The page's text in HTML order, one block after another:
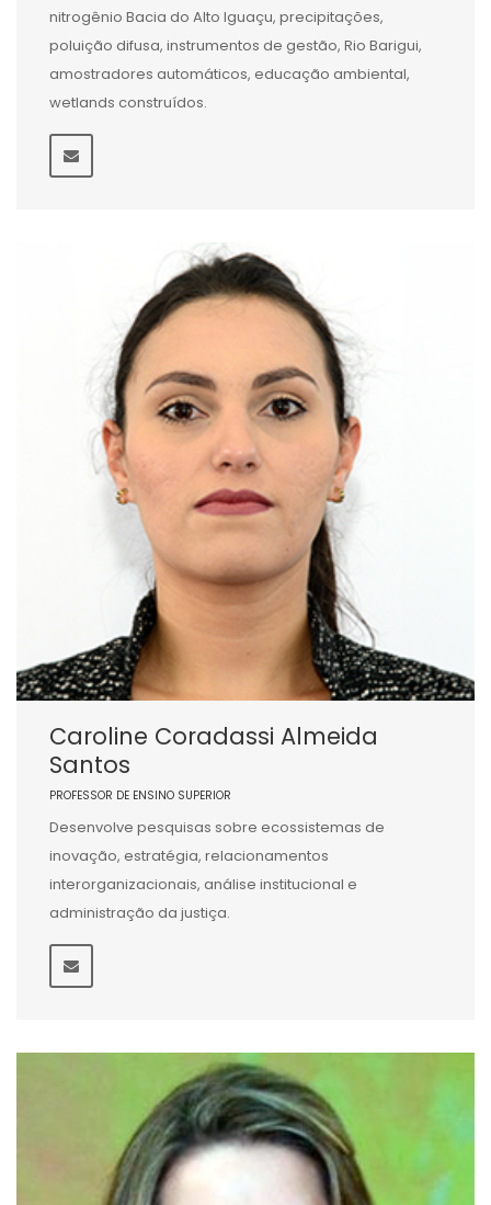
nitrogênio Bacia do Alto Iguaçu, precipitações,
poluição difusa, instrumentos de gestão, Rio Barigui,
amostradores automáticos, educação ambiental,
wetlands construídos.
Caroline Coradassi Almeida
Santos
PROFESSOR DE ENSINO SUPERIOR
Desenvolve pesquisas sobre ecossistemas de
inovação, estratégia, relacionamentos
interorganizacionais, análise institucional e
administração da justiça.